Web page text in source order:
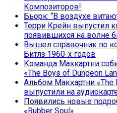
Композиторов!
Бьорк: “В воздухе
Терри Крейн выпустил
появившихся на волне
Вышел справочник по
Битлз 1960-х годов
Команда Маккартни
«The Boys of Dungeon
Альбом Маккартни «The
выпустили на
Появились новые
«Rubber Soul»